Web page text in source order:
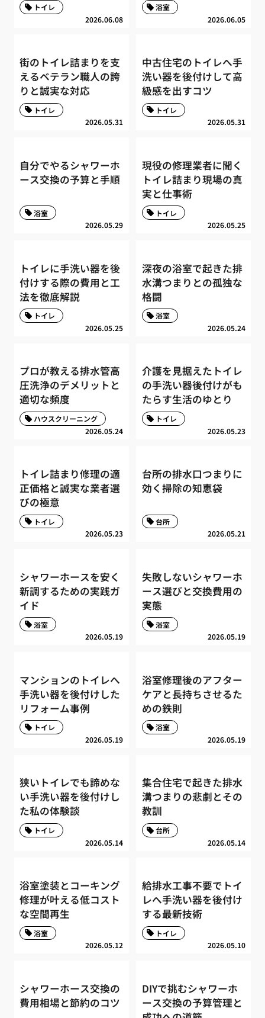
2026.06.08
トイレ
2026.06.05
浴室
街のトイレ詰まりを支
えるベテラン職人の誇
りと誠実な対応
2026.05.31
トイレ
中古住宅のトイレへ手
洗い器を後付けして高
級感を出すコツ
2026.05.31
トイレ
自分でやるシャワーホ
ース交換の予算と手順
2026.05.29
浴室
現役の修理業者に聞く
トイレ詰まり現場の真
実と仕事術
2026.05.25
トイレ
トイレに手洗い器を後
付けする際の費用と工
法を徹底解説
2026.05.25
トイレ
深夜の浴室で起きた排
水溝つまりとの孤独な
格闘
2026.05.24
浴室
プロが教える排水管高
圧洗浄のデメリットと
適切な頻度
2026.05.24
ハウスクリーニング
介護を見据えたトイレ
の手洗い器後付けがも
たらす生活のゆとり
2026.05.23
トイレ
トイレ詰まり修理の適
正価格と誠実な業者選
びの極意
2026.05.23
トイレ
台所の排水口つまりに
効く掃除の知恵袋
2026.05.21
台所
シャワーホースを安く
新調するための実践ガ
イド
2026.05.19
浴室
失敗しないシャワーホ
ース選びと交換費用の
実態
2026.05.19
浴室
マンションのトイレへ
手洗い器を後付けした
リフォーム事例
2026.05.19
トイレ
浴室修理後のアフター
ケアと長持ちさせるた
めの鉄則
2026.05.19
浴室
狭いトイレでも諦めな
い手洗い器を後付けし
た私の体験談
2026.05.14
トイレ
集合住宅で起きた排水
溝つまりの悲劇とその
教訓
2026.05.14
台所
浴室塗装とコーキング
修理が叶える低コスト
な空間再生
2026.05.12
浴室
給排水工事不要でトイ
レへ手洗い器を後付け
する最新技術
2026.05.10
トイレ
シャワーホース交換の
費用相場と節約のコツ
DIYで挑むシャワーホ
ース交換の予算管理と